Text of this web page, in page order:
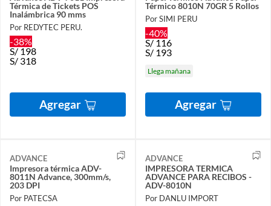
Térmica de Tickets POS
Inalámbrica 90 mms
Por REDYTEC PERU.
-38%
S/198
S/ 318
Agregar
Térmico 8010N 70GR 5 Rollos
Por SIMI PERU
-40%
S/116
S/ 193
Llega mañana
Agregar
ADVANCE
Impresora térmica ADV-
8011N Advance, 300mm/s,
203 DPI
Por PATECSA
ADVANCE
IMPRESORA TERMICA
ADVANCE PARA RECIBOS -
ADV-8010N
Por DANLU IMPORT